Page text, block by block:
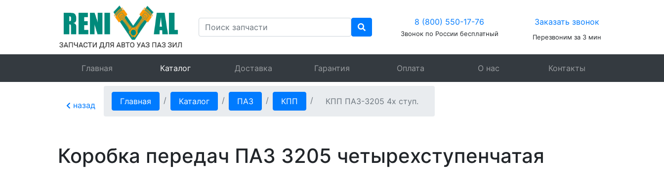
8 (800) 550-17-76
Звонок по России бесплатный
Заказать звонок
Перезвоним за 3 мин
Главная Каталог Доставка Гарантия Оплата О нас Контакты
назад Главная Каталог ПАЗ КПП КПП ПАЗ-3205 4х ступ.
Коробка передач ПАЗ 3205 четырехступенчатая